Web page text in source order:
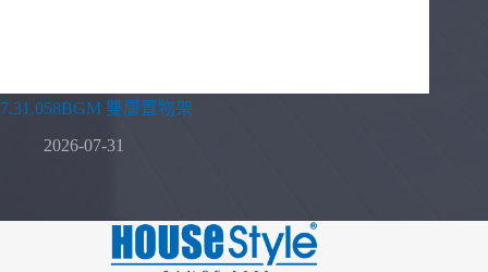
7.31.058BGM 雙層置物架
2026-07-31